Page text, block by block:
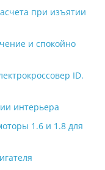
при изъятии
и спокойно
ID.
интерьера
1.6 и 1.8 для